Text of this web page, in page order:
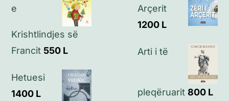
Politikat e privatësisë
e
Krishtlindjes së
Francit 550 L
Hetuesi
1400 L
Arçerit
1200 L
Arti i të
pleqëruarit 800 L